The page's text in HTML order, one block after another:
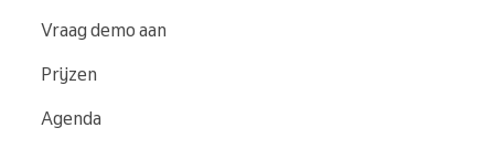
Vraag demo aan
Prijzen
Agenda